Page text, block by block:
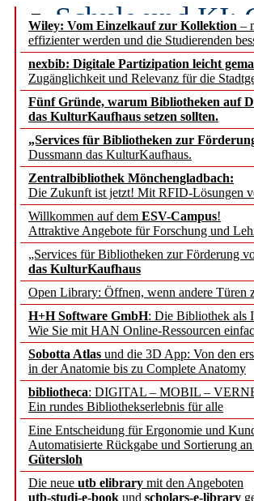
Wiley: Vom Einzelkauf zur Kollektion –
effizienter werden und die Studierenden
nexbib: Digitale Partizipation leicht
Zugänglichkeit und Relevanz für die
Fünf Gründe, warum Bibliotheken auf
das KulturKaufhaus setzen sollten.
„Services für Bibliotheken zur
Dussmann das KulturKaufhaus.
Zentralbibliothek Mönchengladbach:
Die Zukunft ist jetzt! Mit RFID-Lösungen
Willkommen auf dem ESV-Campus!
Attraktive Angebote für Forschung und
„Services für Bibliotheken zur Förderung
das KulturKaufhaus
Open Library: Öffnen, wenn andere Türen
H+H Software GmbH: Die Bibliothek als
Wie Sie mit HAN Online-Ressourcen
Sobotta Atlas und die 3D App: Von den
in der Anatomie bis zu Complete Anatomy
bibliotheca: DIGITAL – MOBIL –
Ein rundes Bibliothekserlebnis für alle
Eine Entscheidung für Ergonomie und
Automatisierte Rückgabe und Sortierung
Gütersloh
Die neue utb elibrary mit den Angeboten
utb-studi-e-book und scholars-e-library
Schule und KI:
Erfolgreiches
Segment
angepasst
konstruktiv!
Mohr Siebeck
und die
Francke
EBSCO
Sorbisches
Geschichte und